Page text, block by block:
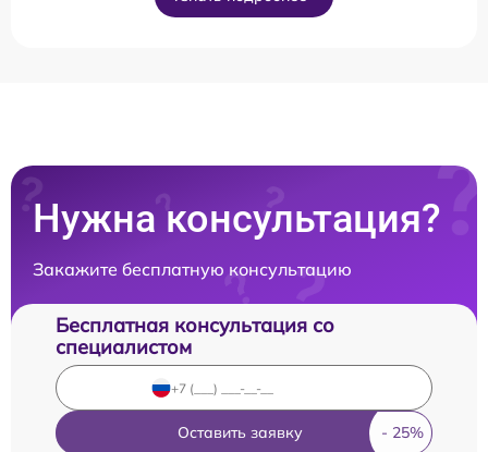
Нужна консультация?
Закажите бесплатную консультацию
Бесплатная консультация со
специалистом
Оставить заявку